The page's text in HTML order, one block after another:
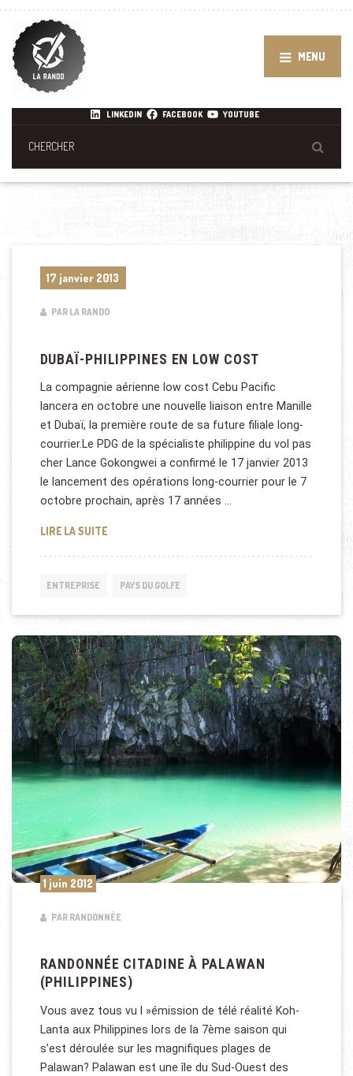
MENU
LINKEDIN FACEBOOK YOUTUBE
17 janvier 2013
PAR LA RANDO
DUBAÏ-PHILIPPINES EN LOW COST
La compagnie aérienne low cost Cebu Pacific
lancera en octobre une nouvelle liaison entre Manille
et Dubaï, la première route de sa future filiale long-
courrier.Le PDG de la spécialiste philippine du vol pas
cher Lance Gokongwei a confirmé le 17 janvier 2013
le lancement des opérations long-courrier pour le 7
octobre prochain, après 17 années …
LIRE LA SUITEDUBAÏ-PHILIPPINES EN LOW COST
ENTREPRISE PAYS DU GOLFE
1 juin 2012
PAR RANDONNÉE
RANDONNÉE CITADINE À PALAWAN
(PHILIPPINES)
Vous avez tous vu l »émission de télé réalité Koh-
Lanta aux Philippines lors de la 7ème saison qui
s’est déroulée sur les magnifiques plages de
Palawan? Palawan est une île du Sud-Ouest des